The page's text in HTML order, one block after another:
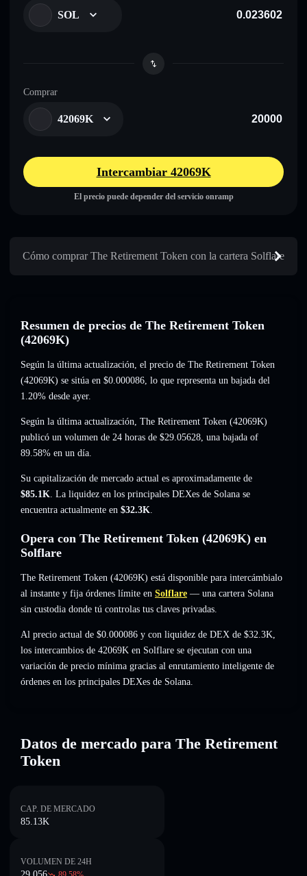
SOL
Comprar
42069K
Intercambiar 42069K
El precio puede depender del servicio onramp
Cómo comprar The Retirement Token con la cartera Solflare
Resumen de precios de The Retirement Token
(42069K)
Según la última actualización, el precio de The Retirement Token
(42069K) se sitúa en $0.000086, lo que representa un bajada del
1.20% desde ayer.
Según la última actualización, The Retirement Token (42069K)
publicó un volumen de 24 horas de $29.05628, una bajada of
89.58% en un día.
Su capitalización de mercado actual es aproximadamente de
$85.1K. La liquidez en los principales DEXes de Solana se
encuentra actualmente en $32.3K.
Opera con The Retirement Token (42069K) en
Solflare
The Retirement Token (42069K) está disponible para intercámbialo
al instante y fija órdenes límite en Solflare — una cartera Solana
sin custodia donde tú controlas tus claves privadas.
Al precio actual de $0.000086 y con liquidez de DEX de $32.3K,
los intercambios de 42069K en Solflare se ejecutan con una
variación de precio mínima gracias al enrutamiento inteligente de
órdenes en los principales DEXes de Solana.
Datos de mercado para The Retirement
Token
CAP. DE MERCADO
85.13K
VOLUMEN DE 24H